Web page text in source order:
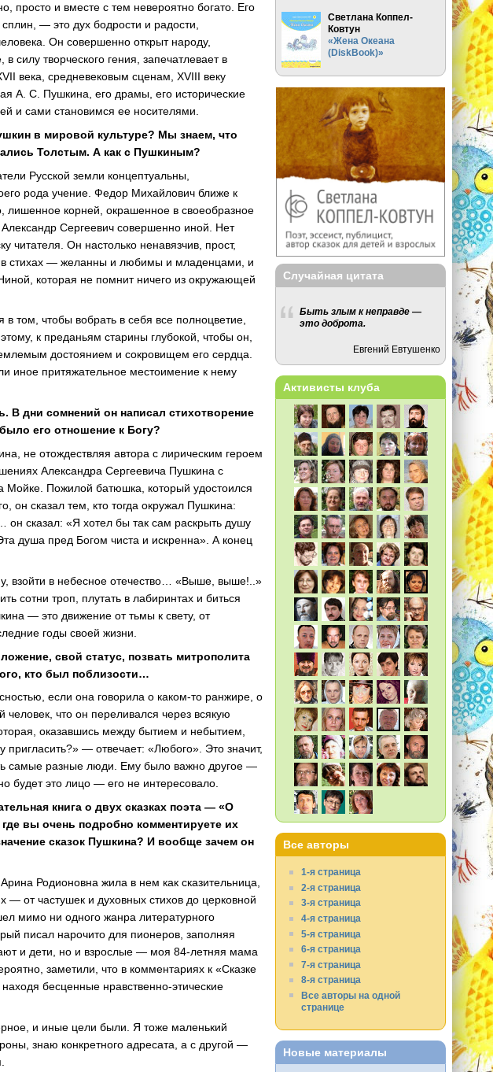
просто и вместе с тем невероятно богато. Его
— это дух бодрости и радости,
Он совершенно открыт народу,
силу творческого гения, запечатлевает в
века, средневековым сценам, XVIII веку
А. С. Пушкина, его драмы, его исторические
и сами становимся ее носителями.
в мировой культуре? Мы знаем, что
Толстым. А как с Пушкиным?
Русской земли концептуальны,
рода учение. Федор Михайлович ближе к
лишенное корней, окрашенное в своеобразное
Александр Сергеевич совершенно иной. Нет
читателя. Он настолько ненавязчив, прост,
в стихах — желанны и любимы и младенцами, и
которая не помнит ничего из окружающей
том, чтобы вобрать в себя все полноцветие,
к преданьям старины глубокой, чтобы он,
достоянием и сокровищем его сердца.
иное притяжательное местоимение к нему
В дни сомнений он написал стихотворение
его отношение к Богу?
не отождествляя автора с лирическим героем
Александра Сергеевича Пушкина с
Пожилой батюшка, который удостоился
он сказал тем, кто тогда окружал Пушкина:
он сказал: «Я хотел бы так сам раскрыть душу
душа пред Богом чиста и искренна». А конец
взойти в небесное отечество… «Выше, выше!..»
сотни троп, плутать в лабиринтах и биться
— это движение от тьмы к свету, от
годы своей жизни.
свой статус, позвать митрополита
кто был поблизости…
если она говорила о каком-то ранжире, о
что он переливался через всякую
оказавшись между бытием и небытием,
— отвечает: «Любого». Это значит,
самые разные люди. Ему было важно другое —
будет это лицо — его не интересовало.
книга о двух сказках поэта — «О
вы очень подробно комментируете их
сказок Пушкина? И вообще зачем он
Родионовна жила в нем как сказительница,
— от частушек и духовных стихов до церковной
мимо ни одного жанра литературного
писал нарочито для пионеров, заполняя
и дети, но и взрослые — моя 84-летняя мама
заметили, что в комментариях к «Сказке
бесценные нравственно-этические
и иные цели были. Я тоже маленький
знаю конкретного адресата, а с другой —
Светлана Коппел-
Ковтун
«Жена Океана
(DiskBook)»
Случайная цитата
Быть злым к неправде —
это доброта.
Евгений Евтушенко
Активисты клуба
Все авторы
1-я страница
2-я страница
3-я страница
4-я страница
5-я страница
6-я страница
7-я страница
8-я страница
Все авторы на одной
странице
Новые материалы